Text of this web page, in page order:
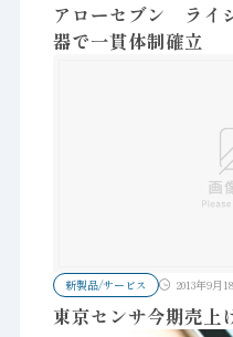
アローセブン ライ
器で一貫体制確立
新製品/サービス 2013年9月
東京センサ今期売上